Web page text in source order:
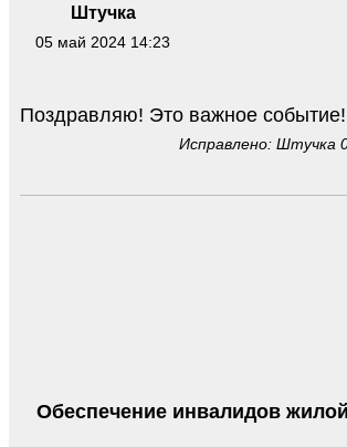
Штучка
05 май 2024 14:23
Поздравляю! Это важное событие!
Исправлено: Штучка
Обеспечение инвалидов